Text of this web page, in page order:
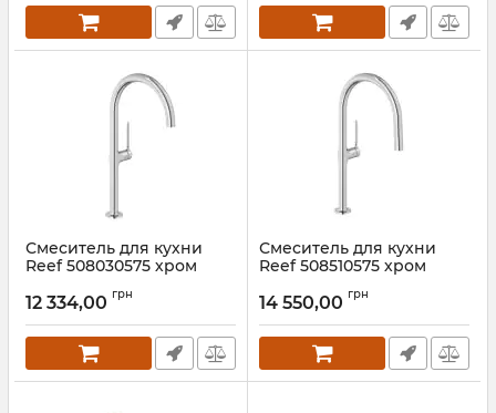
Смеситель для кухни
Reef 508030575 хром
Артикул:508030575
12 334,00 грн
Смеситель для кухни
Reef 508510575 хром
Артикул:508510575
14 550,00 грн